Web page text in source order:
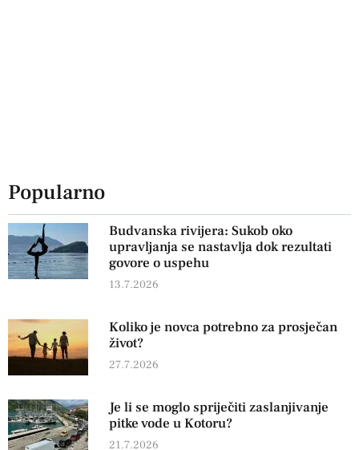
Popularno
Budvanska rivijera: Sukob oko
upravljanja se nastavlja dok rezultati
govore o uspehu
13.7.2026
Koliko je novca potrebno za prosječan
život?
27.7.2026
Je li se moglo spriječiti zaslanjivanje
pitke vode u Kotoru?
21.7.2026